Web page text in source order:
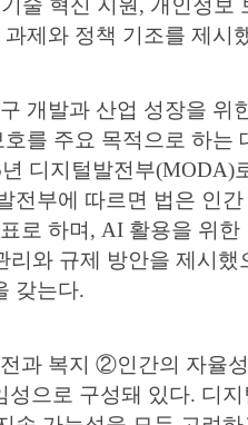
술 혁신 지원, 개인정
제와 정책 기조를 제시
개발과 산업 성장을
를 주요 목적으로 하는
디지털발전부
전부에 따르면 법은 인
로 하며, AI 활용을 위
리와 규제 방안을 제시
갖는다.
과 복지 ②인간의 자율
으로 구성돼 있다. 디